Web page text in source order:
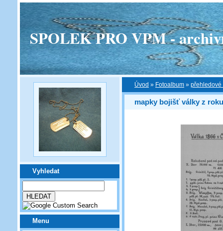
SPOLEK PRO VPM -
Vyhledat
Menu
Úvod » Fotoalbum » přehledové
mapky bojišť války z